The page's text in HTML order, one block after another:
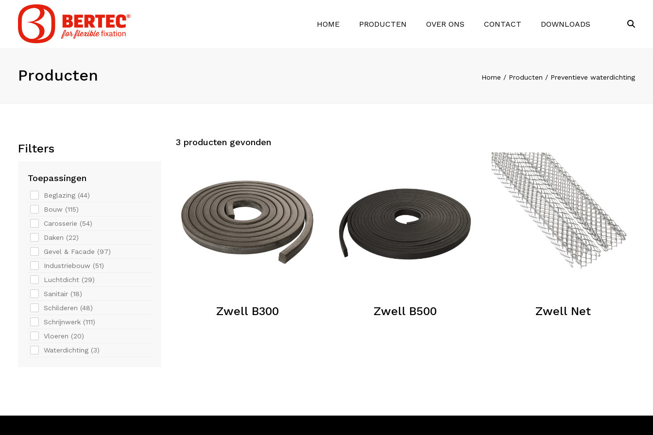
HOME PRODUCTEN OVER ONS CONTACT DOWNLOADS
Producten Home Producten Preventieve waterdichting
Filters
Toepassingen
Beglazing (44)
Bouw (115)
Carosserie (54)
Daken (22)
Gevel & Facade (97)
Industriebouw (51)
Luchtdicht (29)
Sanitair (18)
Schilderen (48)
Schrijnwerk (111)
Vloeren (20)
Waterdichting (3)
3 producten gevonden
Zwell B300 Zwell B500 Zwell Net